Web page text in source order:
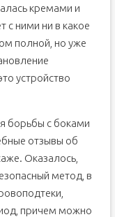
кремами и
с ними ни в какое
полной, но уже
устройство
борьбы с боками
отзывы об
Оказалось,
метод, в
причем можно